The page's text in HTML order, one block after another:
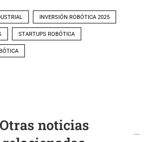
INVERSIÓN ROBÓTICA 2025
STARTUPS ROBÓTICA
Otras noticias